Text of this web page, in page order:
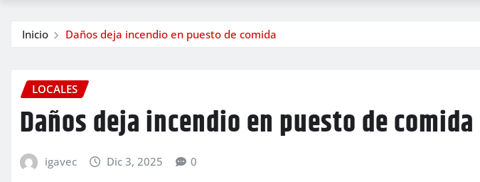
Inicio Daños deja incendio en puesto de comida
LOCALES
Daños deja incendio en puesto de comida
igavec Dic 3, 2025 0